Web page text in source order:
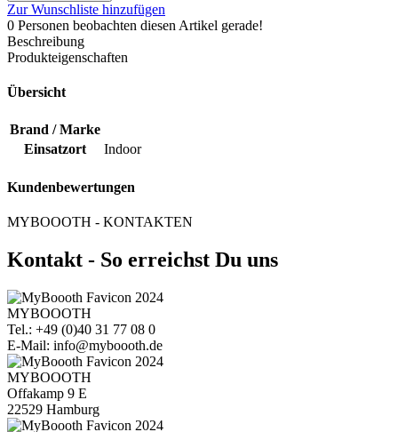
Zur Wunschliste hinzufügen
0 Personen beobachten diesen Artikel gerade!
Beschreibung
Produkteigenschaften
Übersicht
Brand / Marke
Einsatzort
Indoor
Kundenbewertungen
MYBOOOTH - KONTAKTEN
Kontakt - So erreichst Du uns
MYBOOOTH
Tel.: +49 (0)40 31 77 08 0
E-Mail: info@myboooth.de
MYBOOOTH
Offakamp 9 E
22529 Hamburg